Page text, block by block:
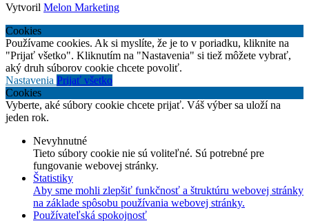
Vytvoril Melon Marketing
Cookies
Používame cookies. Ak si myslíte, že je to v poriadku, kliknite na
"Prijať všetko". Kliknutím na "Nastavenia" si tiež môžete vybrať,
aký druh súborov cookie chcete povoliť.
Nastavenia Prijať všetko
Cookies
Vyberte, aké súbory cookie chcete prijať. Váš výber sa uloží na
jeden rok.
Nevyhnutné
Tieto súbory cookie nie sú voliteľné. Sú potrebné pre
fungovanie webovej stránky.
Štatistiky
Aby sme mohli zlepšiť funkčnosť a štruktúru webovej stránky
na základe spôsobu používania webovej stránky.
Používateľská spokojnosť